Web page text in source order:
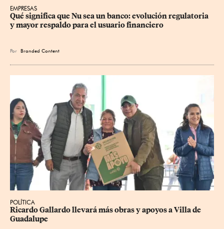
EMPRESAS
Qué significa que Nu sea un banco: evolución regulatoria
y mayor respaldo para el usuario financiero
Por Branded Content
POLÍTICA
Ricardo Gallardo llevará más obras y apoyos a Villa de
Guadalupe